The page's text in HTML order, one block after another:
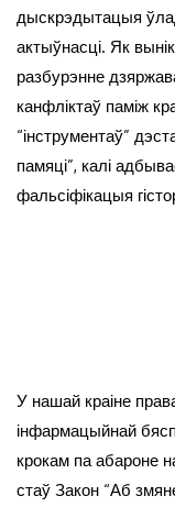
дыскрэдытацыя
актыўнасці. Як
разбурэнне
канфліктаў паміж
“інструментаў”
памяці”, калі
фальсіфікацыя
У нашай краіне
інфармацыйнай
крокам па абароне
стаў Закон “Аб